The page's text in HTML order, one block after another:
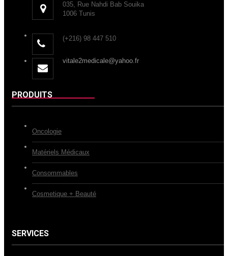
035, Rue Nahdi Bab Souika
1006 Tunis
(+216) 98 447 510
vitale2medicale@yahoo.fr
PRODUITS
Oncologie
Matériels Médicaux
Consommables
Cosmetique + Beauté
SERVICES